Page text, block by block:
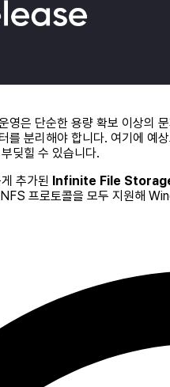
영은 단순한 용량 확보 이상의
를 분리해야 합니다. 여기에 예
딪힐 수 있습니다.
추가된 Infinite File
NFS 프로토콜을 모두 지원해